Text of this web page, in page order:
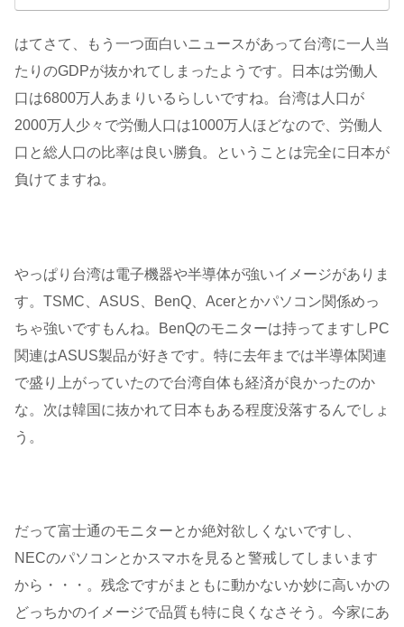
はてさて、もう一つ面白いニュースがあって台湾に一人当
たりのGDPが抜かれてしまったようです。日本は労働人
口は6800万人あまりいるらしいですね。台湾は人口が
2000万人少々で労働人口は1000万人ほどなので、労働人
口と総人口の比率は良い勝負。ということは完全に日本が
負けてますね。
やっぱり台湾は電子機器や半導体が強いイメージがありま
す。TSMC、ASUS、BenQ、Acerとかパソコン関係めっ
ちゃ強いですもんね。BenQのモニターは持ってますしPC
関連はASUS製品が好きです。特に去年までは半導体関連
で盛り上がっていたので台湾自体も経済が良かったのか
な。次は韓国に抜かれて日本もある程度没落するんでしょ
う。
だって富士通のモニターとか絶対欲しくないですし、
NECのパソコンとかスマホを見ると警戒してしまいます
から・・・。残念ですがまともに動かないか妙に高いかの
どっちかのイメージで品質も特に良くなさそう。今家にあ